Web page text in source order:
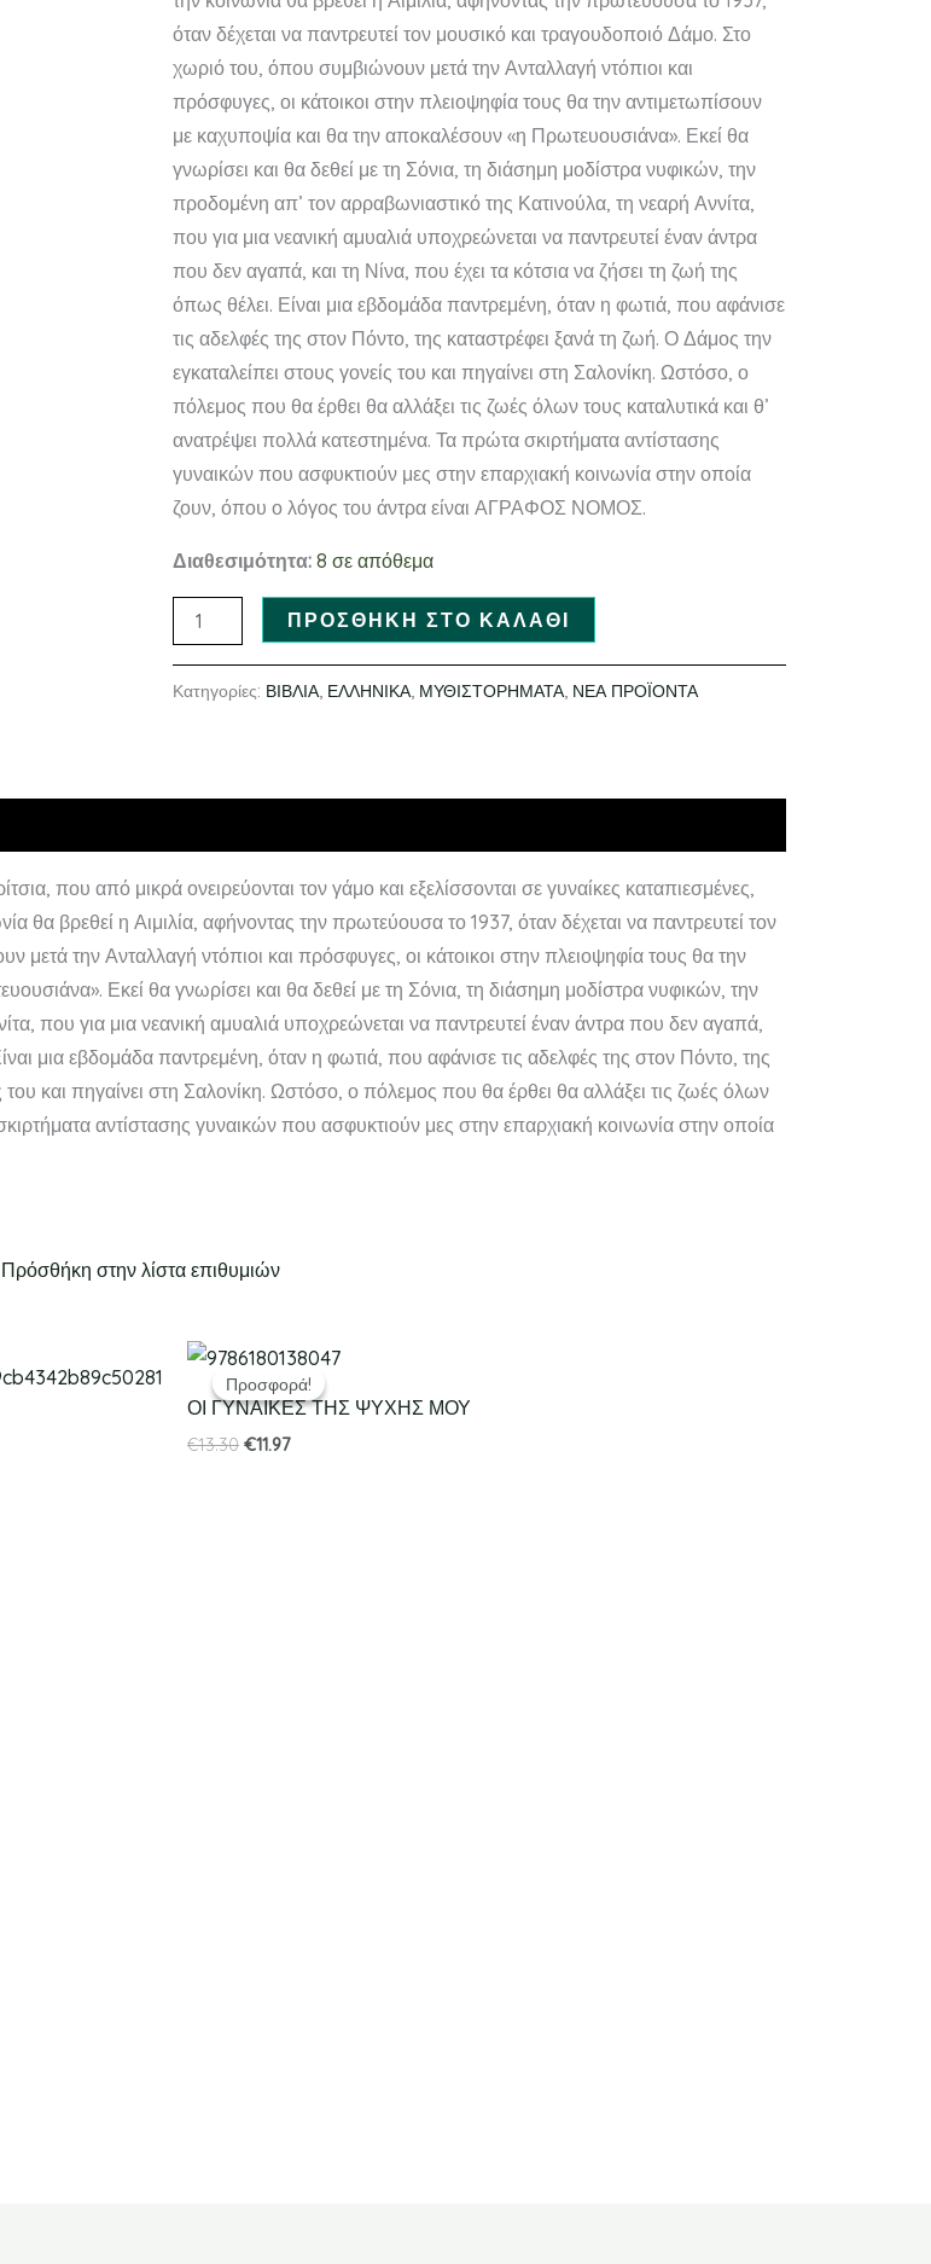
όταν δέχεται να παντρευτεί τον μουσικό και τραγουδοποιό Δάμο. Στο
χωριό του, όπου συμβιώνουν μετά την Ανταλλαγή ντόπιοι και
πρόσφυγες, οι κάτοικοι στην πλειοψηφία τους θα την αντιμετωπίσουν
με καχυποψία και θα την αποκαλέσουν «η Πρωτευουσιάνα». Εκεί θα
γνωρίσει και θα δεθεί με τη Σόνια, τη διάσημη μοδίστρα νυφικών, την
προδομένη απ’ τον αρραβωνιαστικό της Κατινούλα, τη νεαρή Αννίτα,
που για μια νεανική αμυαλιά υποχρεώνεται να παντρευτεί έναν άντρα
που δεν αγαπά, και τη Νίνα, που έχει τα κότσια να ζήσει τη ζωή της
όπως θέλει. Είναι μια εβδομάδα παντρεμένη, όταν η φωτιά, που αφάνισε
τις αδελφές της στον Πόντο, της καταστρέφει ξανά τη ζωή. Ο Δάμος την
εγκαταλείπει στους γονείς του και πηγαίνει στη Σαλονίκη. Ωστόσο, ο
πόλεμος που θα έρθει θα αλλάξει τις ζωές όλων τους καταλυτικά και θ’
ανατρέψει πολλά κατεστημένα. Τα πρώτα σκιρτήματα αντίστασης
γυναικών που ασφυκτιούν μες στην επαρχιακή κοινωνία στην οποία
ζουν, όπου ο λόγος του άντρα είναι ΑΓΡΑΦΟΣ ΝΟΜΟΣ.
Διαθεσιμότητα: 8 σε απόθεμα
ΠΡΟΣΘΉΚΗ ΣΤΟ ΚΑΛΆΘΙ
Κατηγορίες: ΒΙΒΛΙΑ, ΕΛΛΗΝΙΚΑ, ΜΥΘΙΣΤΟΡΗΜΑΤΑ, ΝΕΑ ΠΡΟΪΟΝΤΑ
που από μικρά ονειρεύονται τον γάμο και εξελίσσονται σε γυναίκες καταπιεσμένες,
θα βρεθεί η Αιμιλία, αφήνοντας την πρωτεύουσα το 1937, όταν δέχεται να παντρευτεί τον
την Ανταλλαγή ντόπιοι και πρόσφυγες, οι κάτοικοι στην πλειοψηφία τους θα την
Εκεί θα γνωρίσει και θα δεθεί με τη Σόνια, τη διάσημη μοδίστρα νυφικών, την
που για μια νεανική αμυαλιά υποχρεώνεται να παντρευτεί έναν άντρα που δεν αγαπά,
μια εβδομάδα παντρεμένη, όταν η φωτιά, που αφάνισε τις αδελφές της στον Πόντο, της
και πηγαίνει στη Σαλονίκη. Ωστόσο, ο πόλεμος που θα έρθει θα αλλάξει τις ζωές όλων
αντίστασης γυναικών που ασφυκτιούν μες στην επαρχιακή κοινωνία στην οποία
Πρόσθήκη στην λίστα επιθυμιών
Προσφορά!
Προσφορά!
ΟΙ ΓΥΝΑΙΚΕΣ ΤΗΣ ΨΥΧΗΣ ΜΟΥ
€13.30
Original
price
was:
€13.30.
€11.97
Η
τρέχουσα
τιμή
είναι:
€11.97.